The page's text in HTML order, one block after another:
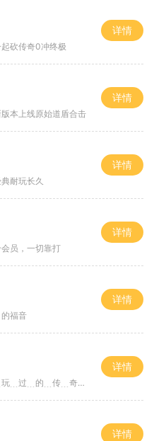
砍传奇0冲终极
详情
本上线原始道盾合击
详情
耐玩长久
详情
员，一切靠打
详情
福音
详情
过﹍的﹍传﹍奇﹍﹍﹍〉
详情
详情